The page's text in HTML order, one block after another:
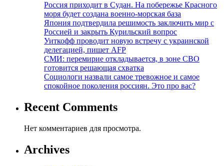
Россия приходит в Судан. На побережье Красного
моря будет создана военно-морская база
Япония подтвердила решимость заключить мир с
Россией и закрыть Курильский вопрос
Уиткофф проводит новую встречу с украинской
делегацией, пишет AFP
СМИ: перемирие откладывается, в зоне СВО
готовится решающая схватка
Социологи назвали самое тревожное и самое
спокойное поколения россиян. Это про вас?
Recent Comments
Нет комментариев для просмотра.
Archives